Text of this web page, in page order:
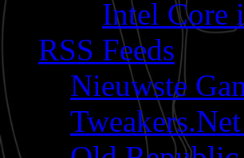
Intel Core
RSS Feeds
Nieuwste